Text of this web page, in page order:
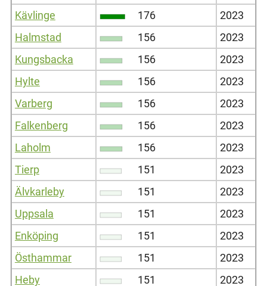
Kävlinge
176
2023
Halmstad
156
2023
Kungsbacka
156
2023
Hylte
156
2023
Varberg
156
2023
Falkenberg
156
2023
Laholm
156
2023
Tierp
151
2023
Älvkarleby
151
2023
Uppsala
151
2023
Enköping
151
2023
Östhammar
151
2023
Heby
151
2023